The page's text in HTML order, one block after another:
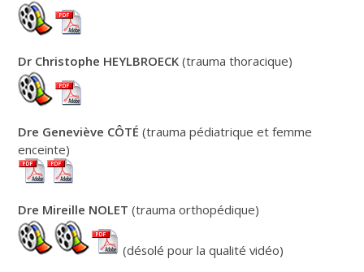
Dr Christophe HEYLBROECK (trauma thoracique)
Dre Geneviève CÔTÉ (trauma pédiatrique et femme
enceinte)
Dre Mireille NOLET (trauma orthopédique)
(désolé pour la qualité vidéo)